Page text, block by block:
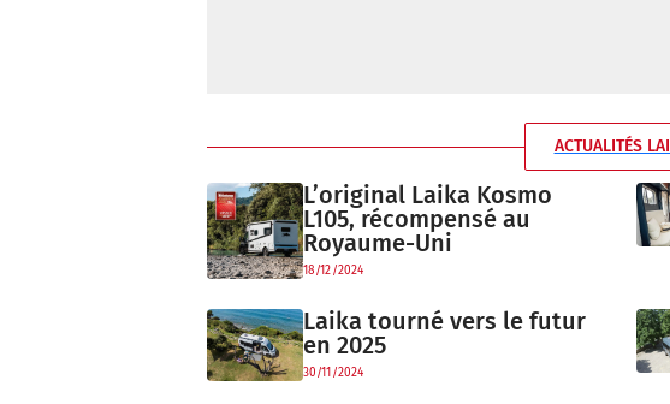
ACTUALITÉS
L’original Laika Kosmo
L105, récompensé au
Royaume-Uni
18/12/2024
Laika tourné vers le futur
en 2025
30/11/2024